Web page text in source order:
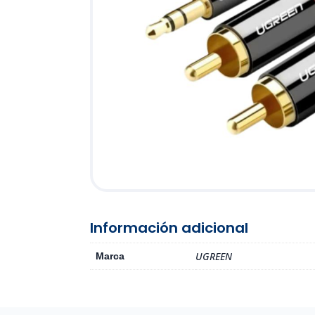
Información adicional
Marca UGREEN